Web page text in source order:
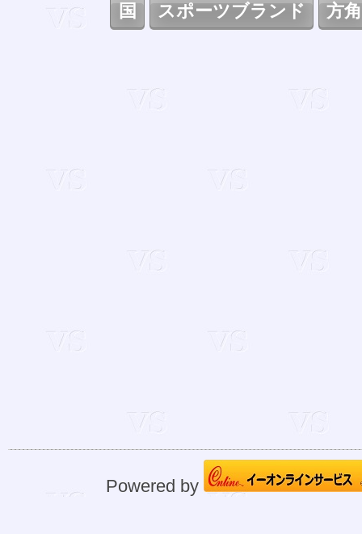
国
スポーツブランド 方角
Powered by